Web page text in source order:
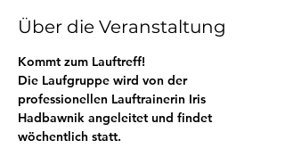
Über die Veranstaltung
Kommt zum Lauftreff!
Die Laufgruppe wird von der
professionellen Lauftrainerin Iris
Hadbawnik angeleitet und findet
wöchentlich statt.